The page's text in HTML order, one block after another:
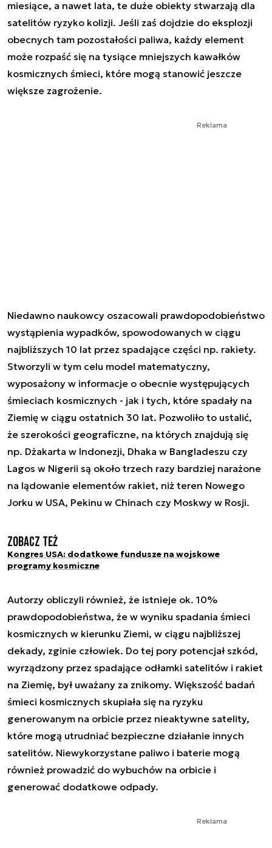
miesiące, a nawet lata, te duże obiekty stwarzają dla
satelitów ryzyko kolizji. Jeśli zaś dojdzie do eksplozji
obecnych tam pozostałości paliwa, każdy element
może rozpaść się na tysiące mniejszych kawałków
kosmicznych śmieci, które mogą stanowić jeszcze
większe zagrożenie.
Reklama
Niedawno naukowcy oszacowali prawdopodobieństwo
wystąpienia wypadków, spowodowanych w ciągu
najbliższych 10 lat przez spadające części np. rakiety.
Stworzyli w tym celu model matematyczny,
wyposażony w informacje o obecnie występujących
śmieciach kosmicznych - jak i tych, które spadały na
Ziemię w ciągu ostatnich 30 lat. Pozwoliło to ustalić,
że szerokości geograficzne, na których znajdują się
np. Dżakarta w Indonezji, Dhaka w Bangladeszu czy
Lagos w Nigerii są około trzech razy bardziej narażone
na lądowanie elementów rakiet, niż teren Nowego
Jorku w USA, Pekinu w Chinach czy Moskwy w Rosji.
Zobacz też
Kongres USA: dodatkowe fundusze na wojskowe
programy kosmiczne
Autorzy obliczyli również, że istnieje ok. 10%
prawdopodobieństwa, że w wyniku spadania śmieci
kosmicznych w kierunku Ziemi, w ciągu najbliższej
dekady, zginie człowiek. Do tej pory potencjał szkód,
wyrządzony przez spadające odłamki satelitów i rakiet
na Ziemię, był uważany za znikomy. Większość badań
śmieci kosmicznych skupiała się na ryzyku
generowanym na orbicie przez nieaktywne satelity,
które mogą utrudniać bezpieczne działanie innych
satelitów. Niewykorzystane paliwo i baterie mogą
również prowadzić do wybuchów na orbicie i
generować dodatkowe odpady.
Reklama